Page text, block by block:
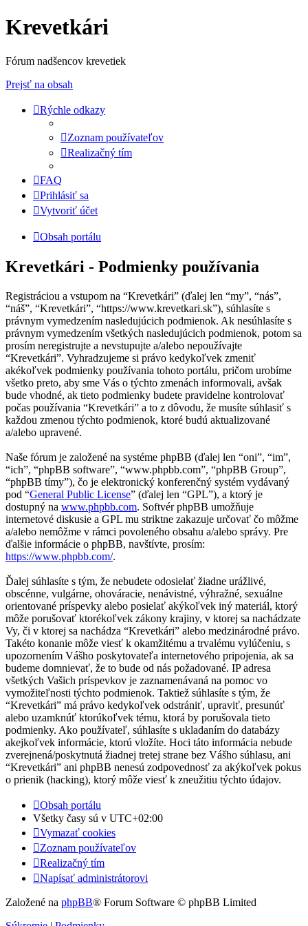
Krevetkári
Fórum nadšencov krevetiek
Prejsť na obsah
Rýchle odkazy
Zoznam používateľov
Realizačný tím
FAQ
Prihlásiť sa
Vytvoriť účet
Obsah portálu
Krevetkári - Podmienky používania
Registráciou a vstupom na “Krevetkári” (ďalej len “my”, “nás”,
“náš”, “Krevetkári”, “https://www.krevetkari.sk”), súhlasíte s
právnym vymedzením nasledujúcich podmienok. Ak nesúhlasíte s
právnym vymedzením všetkých nasledujúcich podmienok, potom sa
prosím neregistrujte a nevstupujte a/alebo nepoužívajte
“Krevetkári”. Vyhradzujeme si právo kedykoľvek zmeniť
akékoľvek podmienky používania tohoto portálu, pričom urobíme
všetko preto, aby sme Vás o týchto zmenách informovali, avšak
bude vhodné, ak tieto podmienky budete pravidelne kontrolovať
počas používania “Krevetkári” a to z dôvodu, že musíte súhlasiť s
každou zmenou týchto podmienok, ktoré budú aktualizované
a/alebo upravené.
Naše fórum je založené na systéme phpBB (ďalej len “oni”, “im”,
“ich”, “phpBB software”, “www.phpbb.com”, “phpBB Group”,
“phpBB tímy”), čo je elektronický konferenčný systém vydávaný
pod “General Public License” (ďalej len “GPL”), a ktorý je
dostupný na www.phpbb.com. Softvér phpBB umožňuje
internetové diskusie a GPL mu striktne zakazuje určovať čo môžme
a/alebo nemôžme v rámci povoleného obsahu a/alebo správy. Pre
ďalšie informácie o phpBB, navštívte, prosím:
https://www.phpbb.com/.
Ďalej súhlasíte s tým, že nebudete odosielať žiadne urážlivé,
obscénne, vulgárne, ohováracie, nenávistné, výhražné, sexuálne
orientované príspevky alebo posielať akýkoľvek iný materiál, ktorý
môže porušovať ktorékoľvek zákony krajiny, v ktorej sa nachádzate
Vy, či v ktorej sa nachádza “Krevetkári” alebo medzinárodné právo.
Takéto konanie môže viesť k okamžitému a trvalému vylúčeniu, s
upozornením Vášho poskytovateľa internetového pripojenia, ak sa
budeme domnievať, že to bude od nás požadované. IP adresa
všetkých Vašich príspevkov je zaznamenávaná na pomoc vo
vymožiteľnosti týchto podmienok. Taktiež súhlasíte s tým, že
“Krevetkári” má právo kedykoľvek odstrániť, upraviť, presunúť
alebo uzamknúť ktorúkoľvek tému, ktorá by porušovala tieto
podmienky. Ako používateľ, súhlasíte s ukladaním do databázy
akejkoľvek informácie, ktorú vložíte. Hoci táto informácia nebude
zverejnená/poskytnutá žiadnej tretej strane bez Vášho súhlasu, ani
“Krevetkári” ani phpBB nenesú zodpovednosť za akýkoľvek pokus
o prienik (hacking), ktorý môže viesť k zneužitiu týchto údajov.
Obsah portálu
Všetky časy sú v UTC+02:00
Vymazať cookies
Zoznam používateľov
Realizačný tím
Napísať administrátorovi
Založené na phpBB® Forum Software © phpBB Limited